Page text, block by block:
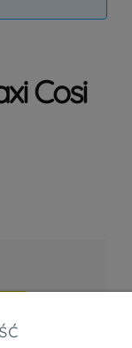
Cosi